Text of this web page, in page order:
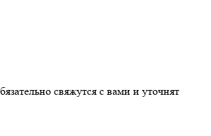
свяжутся с вами и уточнят